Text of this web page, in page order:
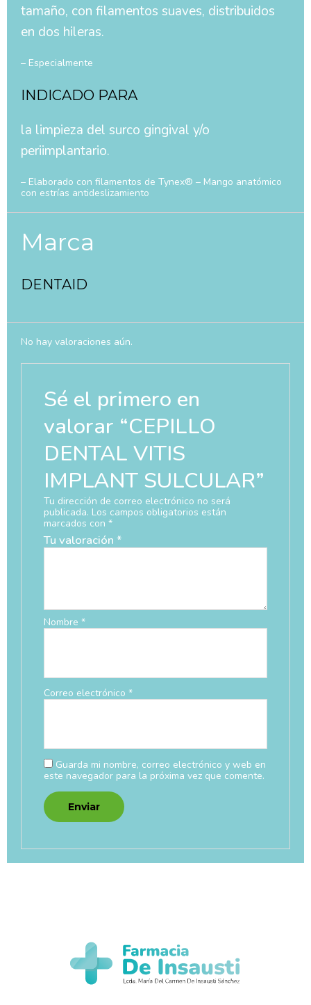
tamaño, con filamentos suaves, distribuidos
en dos hileras.
– Especialmente
INDICADO PARA
la limpieza del surco gingival y/o
periimplantario.
– Elaborado con filamentos de Tynex® – Mango anatómico
con estrías antideslizamiento
Marca
DENTAID
No hay valoraciones aún.
Sé el primero en
valorar “CEPILLO
DENTAL VITIS
IMPLANT SULCULAR”
Tu dirección de correo electrónico no será
publicada. Los campos obligatorios están
marcados con *
Tu valoración *
Nombre *
Correo electrónico *
Guarda mi nombre, correo electrónico y web en
este navegador para la próxima vez que comente.